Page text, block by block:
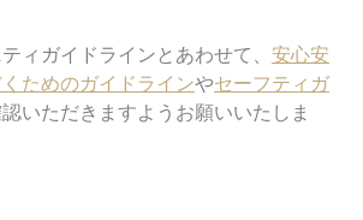
ィガイドラインとあわせて、 安心安
ためのガイドラインやセーフティガ
認いただきますようお願いいたしま